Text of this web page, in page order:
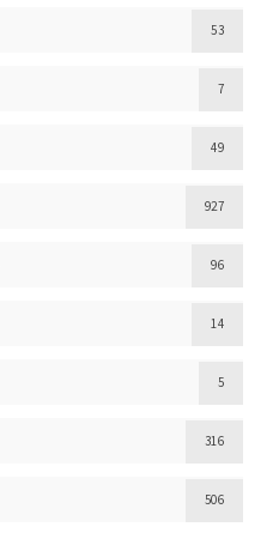
53
7
49
927
96
14
5
316
506